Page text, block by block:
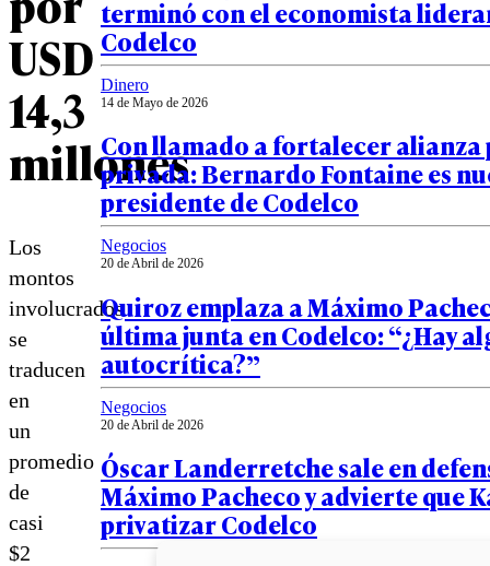
USD
14,3
millones
Los
montos
involucrados
se
traducen
en
un
promedio
de
casi
$2
terminó con el economista
Codelco
Dinero
14 de Mayo de 2026
Con llamado a fortalecer
privada: Bernardo Fontaine es
presidente de Codelco
Negocios
20 de Abril de 2026
Quiroz emplaza a Máximo
última junta en Codelco: “¿Hay
autocrítica?”
Negocios
20 de Abril de 2026
Óscar Landerretche sale en
Máximo Pacheco y advierte que
privatizar Codelco